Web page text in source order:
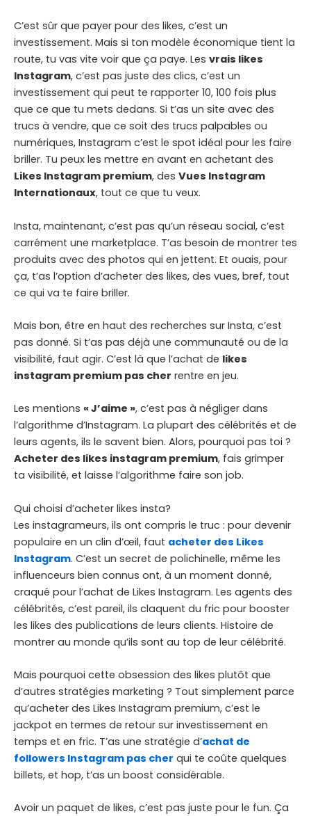
C’est sûr que payer pour des likes, c’est un
investissement. Mais si ton modèle économique tient la
route, tu vas vite voir que ça paye. Les vrais likes
Instagram, c’est pas juste des clics, c’est un
investissement qui peut te rapporter 10, 100 fois plus
que ce que tu mets dedans. Si t’as un site avec des
trucs à vendre, que ce soit des trucs palpables ou
numériques, Instagram c’est le spot idéal pour les faire
briller. Tu peux les mettre en avant en achetant des
Likes Instagram premium, des Vues Instagram
Internationaux, tout ce que tu veux.
Insta, maintenant, c’est pas qu’un réseau social, c’est
carrément une marketplace. T’as besoin de montrer tes
produits avec des photos qui en jettent. Et ouais, pour
ça, t’as l’option d’acheter des likes, des vues, bref, tout
ce qui va te faire briller.
Mais bon, être en haut des recherches sur Insta, c’est
pas donné. Si t’as pas déjà une communauté ou de la
visibilité, faut agir. C’est là que l’achat de likes
instagram premium pas cher rentre en jeu.
Les mentions « J’aime », c’est pas à négliger dans
l’algorithme d’Instagram. La plupart des célébrités et de
leurs agents, ils le savent bien. Alors, pourquoi pas toi ?
Acheter des likes instagram premium, fais grimper
ta visibilité, et laisse l’algorithme faire son job.
Qui choisi d’acheter likes insta?
Les instagrameurs, ils ont compris le truc : pour devenir
populaire en un clin d’œil, faut acheter des Likes
Instagram. C’est un secret de polichinelle, même les
influenceurs bien connus ont, à un moment donné,
craqué pour l’achat de Likes Instagram. Les agents des
célébrités, c’est pareil, ils claquent du fric pour booster
les likes des publications de leurs clients. Histoire de
montrer au monde qu’ils sont au top de leur célébrité.
Mais pourquoi cette obsession des likes plutôt que
d’autres stratégies marketing ? Tout simplement parce
qu’acheter des Likes Instagram premium, c’est le
jackpot en termes de retour sur investissement en
temps et en fric. T’as une stratégie d’achat de
followers Instagram pas cher qui te coûte quelques
billets, et hop, t’as un boost considérable.
Avoir un paquet de likes, c’est pas juste pour le fun. Ça